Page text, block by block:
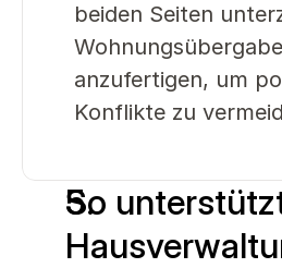
beiden Seiten
anzufertigen, um
Konflikte zu
So